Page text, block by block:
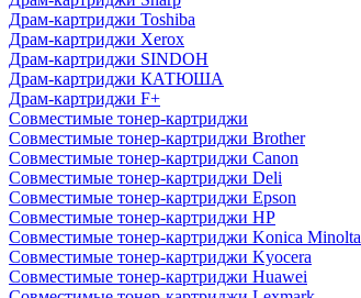
Драм-картриджи Toshiba
Драм-картриджи Xerox
Драм-картриджи SINDOH
Драм-картриджи КАТЮША
Драм-картриджи F+
Совместимые тонер-картриджи
Совместимые тонер-картриджи Brother
Совместимые тонер-картриджи Canon
Совместимые тонер-картриджи Deli
Совместимые тонер-картриджи Epson
Совместимые тонер-картриджи HP
Совместимые тонер-картриджи Konica Minolta
Совместимые тонер-картриджи Kyocera
Совместимые тонер-картриджи Huawei